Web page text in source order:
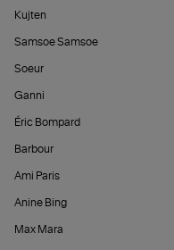
Kujten
Samsoe Samsoe
Soeur
Ganni
Éric Bompard
Barbour
Ami Paris
Anine Bing
Max Mara